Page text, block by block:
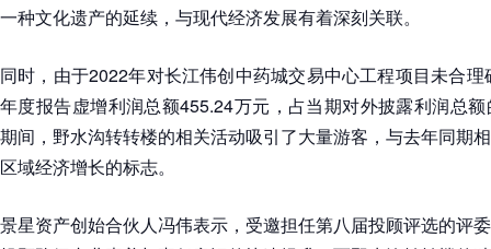
一种文化遗产的延续，与现代经济发展有着深刻关联。
同时，由于2022年对长江伟创中药城交易中心工程项目未合
年度报告虚增利润总额455.24万元，占当期对外披露利润总
期间，野水沟转转楼的相关活动吸引了大量游客，与去年同期
区域经济增长的标志。
景星资产创始合伙人冯伟表示，受邀担任第八届投顾评选的评